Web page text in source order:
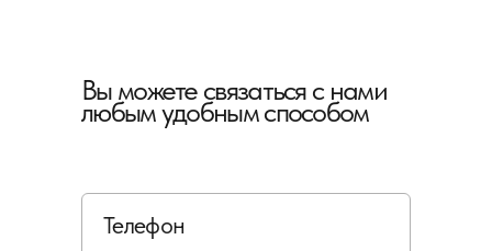
Вы можете связаться с нами
любым удобным способом
Телефон